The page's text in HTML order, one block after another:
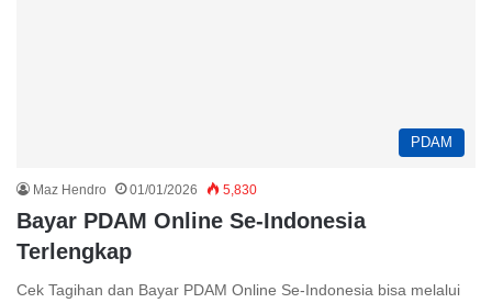
PDAM
Maz Hendro 01/01/2026 5,830
Bayar PDAM Online Se-Indonesia
Terlengkap
Cek Tagihan dan Bayar PDAM Online Se-Indonesia bisa melalui